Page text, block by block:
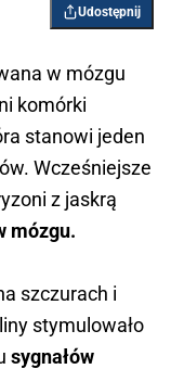
Udostępnij
w mózgu
komórki
stanowi jeden
Wcześniejsze
z jaskrą
mózgu.
szczurach i
stymulowało
sygnałów